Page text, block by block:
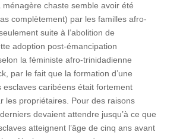
chaste semble avoir été
complètement) par les familles afro-
suite à l’abolition de
adoption post-émancipation
la féministe afro-trinidadienne
par le fait que la formation d’une
esclaves caribéens était fortement
les propriétaires. Pour des raisons
devaient attendre jusqu’à ce que
atteignent l’âge de cinq ans avant